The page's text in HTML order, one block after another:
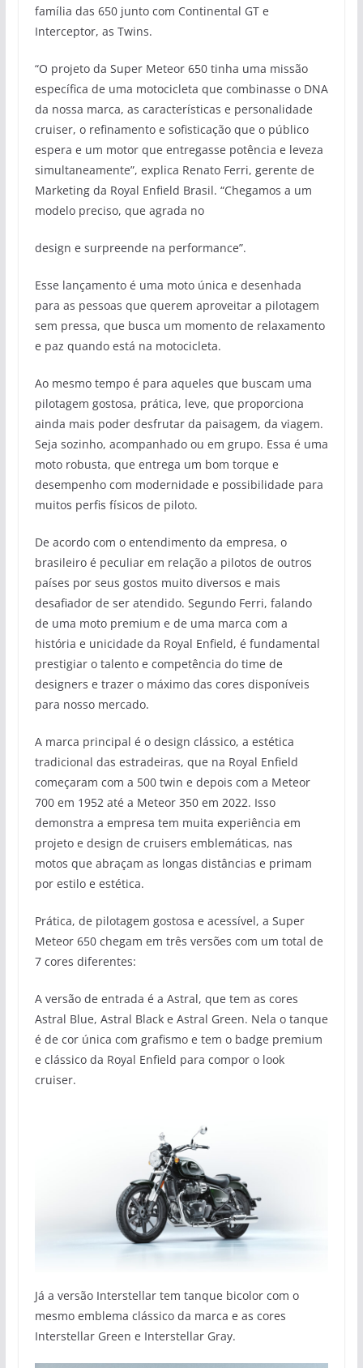
família das 650 junto com Continental GT e
Interceptor, as Twins.
“O projeto da Super Meteor 650 tinha uma missão
específica de uma motocicleta que combinasse o DNA
da nossa marca, as características e personalidade
cruiser, o refinamento e sofisticação que o público
espera e um motor que entregasse potência e leveza
simultaneamente”, explica Renato Ferri, gerente de
Marketing da Royal Enfield Brasil. “Chegamos a um
modelo preciso, que agrada no
design e surpreende na performance”.
Esse lançamento é uma moto única e desenhada
para as pessoas que querem aproveitar a pilotagem
sem pressa, que busca um momento de relaxamento
e paz quando está na motocicleta.
Ao mesmo tempo é para aqueles que buscam uma
pilotagem gostosa, prática, leve, que proporciona
ainda mais poder desfrutar da paisagem, da viagem.
Seja sozinho, acompanhado ou em grupo. Essa é uma
moto robusta, que entrega um bom torque e
desempenho com modernidade e possibilidade para
muitos perfis físicos de piloto.
De acordo com o entendimento da empresa, o
brasileiro é peculiar em relação a pilotos de outros
países por seus gostos muito diversos e mais
desafiador de ser atendido. Segundo Ferri, falando
de uma moto premium e de uma marca com a
história e unicidade da Royal Enfield, é fundamental
prestigiar o talento e competência do time de
designers e trazer o máximo das cores disponíveis
para nosso mercado.
A marca principal é o design clássico, a estética
tradicional das estradeiras, que na Royal Enfield
começaram com a 500 twin e depois com a Meteor
700 em 1952 até a Meteor 350 em 2022. Isso
demonstra a empresa tem muita experiência em
projeto e design de cruisers emblemáticas, nas
motos que abraçam as longas distâncias e primam
por estilo e estética.
Prática, de pilotagem gostosa e acessível, a Super
Meteor 650 chegam em três versões com um total de
7 cores diferentes:
A versão de entrada é a Astral, que tem as cores
Astral Blue, Astral Black e Astral Green. Nela o tanque
é de cor única com grafismo e tem o badge premium
e clássico da Royal Enfield para compor o look
cruiser.
Já a versão Interstellar tem tanque bicolor com o
mesmo emblema clássico da marca e as cores
Interstellar Green e Interstellar Gray.